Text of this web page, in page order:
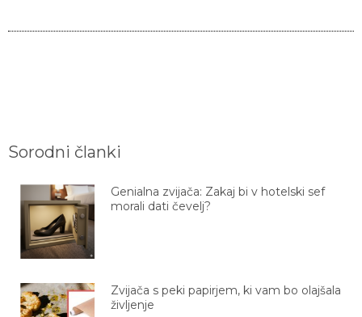
Sorodni članki
Genialna zvijača: Zakaj bi v hotelski sef
morali dati čevelj?
Zvijača s peki papirjem, ki vam bo olajšala
življenje